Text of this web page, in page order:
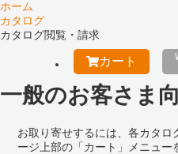
ホーム
カタログ
カタログ閲覧・請求
カート
一般のお客さま
お取り寄せするには、各カタ
ージ上部の「カート」メニュ